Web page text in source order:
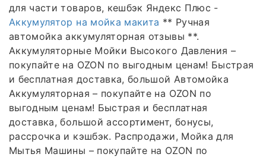
для части товаров, кешбэк Яндекс Плюс -
Аккумулятор на мойка макита ** Ручная
автомойка аккумуляторная отзывы **.
Аккумуляторные Мойки Высокого Давления –
покупайте на OZON по выгодным ценам! Быстрая
и бесплатная доставка, большой Автомойка
Аккумуляторная – покупайте на OZON по
выгодным ценам! Быстрая и бесплатная
доставка, большой ассортимент, бонусы,
рассрочка и кэшбэк. Распродажи, Мойка для
Мытья Машины – покупайте на OZON по